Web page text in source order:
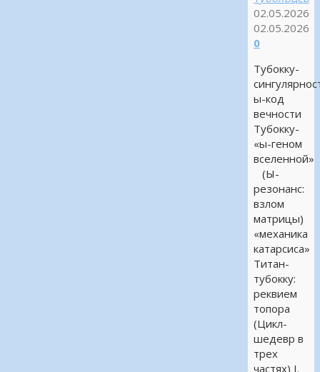
02.05.2026
02.05.2026
0
Тубокку-
ы-код
вечности
Тубокку-
«ы-геном
вселенной»
(Ы-
резонанс:
взлом
матрицы)
«механика
катарсиса»
Титан-
тубокку:
реквием
топора
(Цикл-
шедевр в
трех
частях) I.